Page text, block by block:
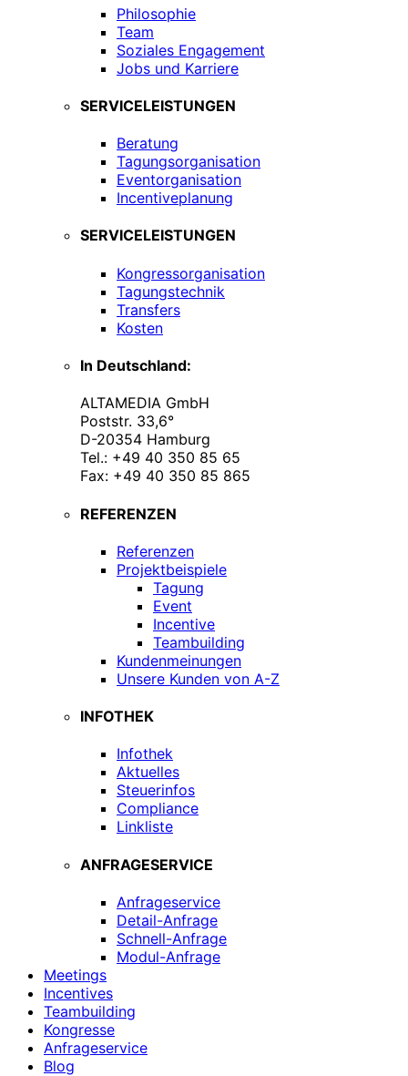
Philosophie
Team
Soziales Engagement
Jobs und Karriere
SERVICELEISTUNGEN
Beratung
Tagungsorganisation
Eventorganisation
Incentiveplanung
SERVICELEISTUNGEN
Kongressorganisation
Tagungstechnik
Transfers
Kosten
In Deutschland:
ALTAMEDIA GmbH
Poststr. 33,6°
D-20354 Hamburg
Tel.: +49 40 350 85 65
Fax: +49 40 350 85 865
REFERENZEN
Referenzen
Projektbeispiele
Tagung
Event
Incentive
Teambuilding
Kundenmeinungen
Unsere Kunden von A-Z
INFOTHEK
Infothek
Aktuelles
Steuerinfos
Compliance
Linkliste
ANFRAGESERVICE
Anfrageservice
Detail-Anfrage
Schnell-Anfrage
Modul-Anfrage
Meetings
Incentives
Teambuilding
Kongresse
Anfrageservice
Blog